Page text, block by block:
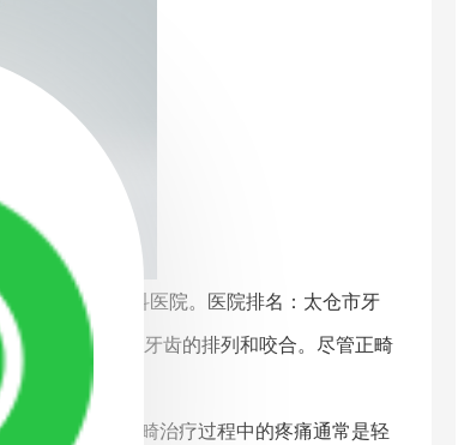
仓牙齿矫正专科医院。医院排名：太仓市牙
法，用于改善牙齿的排列和咬合。尽管正畸
痛？
来说，牙齿正畸治疗过程中的疼痛通常是轻